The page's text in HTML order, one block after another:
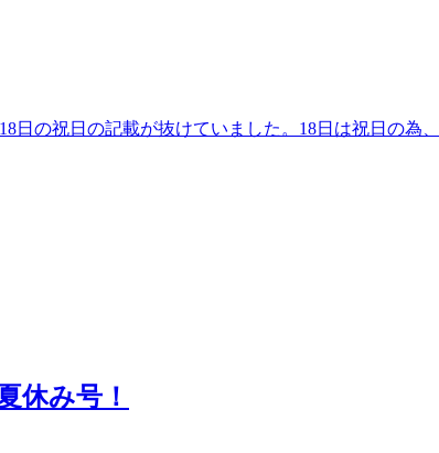
日の祝日の記載が抜けていました。18日は祝日の
休み号！